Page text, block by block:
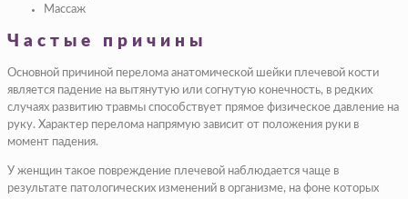
Массаж
Частые причины
Основной причиной перелома анатомической шейки плечевой кости
является падение на вытянутую или согнутую конечность, в редких
случаях развитию травмы способствует прямое физическое давление на
руку. Характер перелома напрямую зависит от положения руки в
момент падения.
У женщин такое повреждение плечевой наблюдается чаще в
результате патологических изменений в организме, на фоне которых